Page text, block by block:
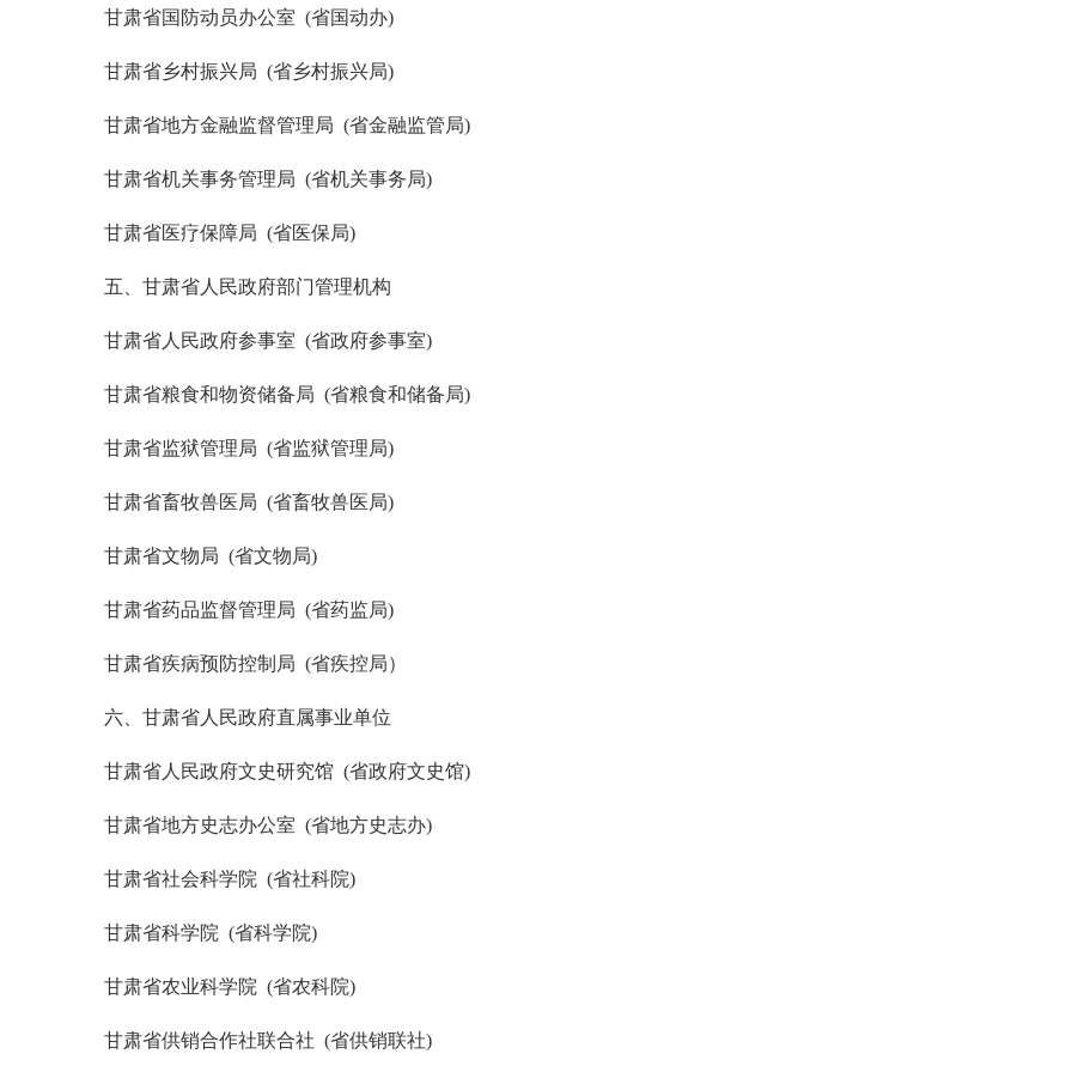
甘肃省国防动员办公室 (省国动办)
甘肃省乡村振兴局 (省乡村振兴局)
甘肃省地方金融监督管理局 (省金融监管局)
甘肃省机关事务管理局 (省机关事务局)
甘肃省医疗保障局 (省医保局)
五、甘肃省人民政府部门管理机构
甘肃省人民政府参事室 (省政府参事室)
甘肃省粮食和物资储备局 (省粮食和储备局)
甘肃省监狱管理局 (省监狱管理局)
甘肃省畜牧兽医局 (省畜牧兽医局)
甘肃省文物局 (省文物局)
甘肃省药品监督管理局 (省药监局)
甘肃省疾病预防控制局 (省疾控局）
六、甘肃省人民政府直属事业单位
甘肃省人民政府文史研究馆 (省政府文史馆)
甘肃省地方史志办公室 (省地方史志办)
甘肃省社会科学院 (省社科院)
甘肃省科学院 (省科学院)
甘肃省农业科学院 (省农科院)
甘肃省供销合作社联合社 (省供销联社)